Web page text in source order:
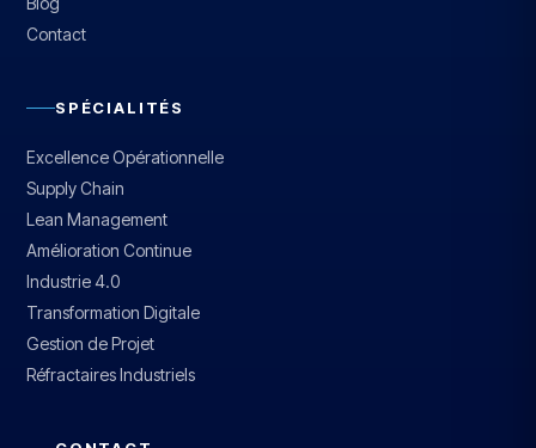
Contact
SPÉCIALITÉS
Excellence Opérationnelle
Supply Chain
Lean Management
Amélioration Continue
Industrie 4.0
Transformation Digitale
Gestion de Projet
Réfractaires Industriels